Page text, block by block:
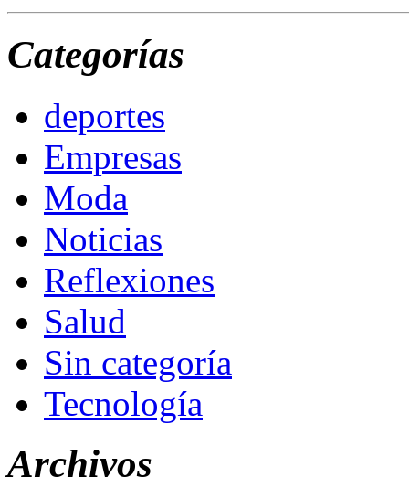
Categorías
deportes
Empresas
Moda
Noticias
Reflexiones
Salud
Sin categoría
Tecnología
Archivos